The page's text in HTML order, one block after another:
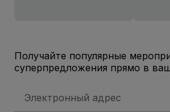
Получайте популярные
суперпредложения прямо в
электронной